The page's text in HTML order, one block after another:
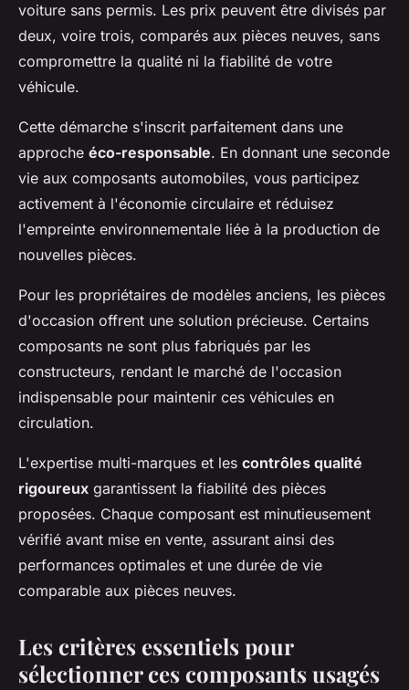
voiture sans permis. Les prix peuvent être divisés par
deux, voire trois, comparés aux pièces neuves, sans
compromettre la qualité ni la fiabilité de votre
véhicule.
Cette démarche s'inscrit parfaitement dans une
approche éco-responsable. En donnant une seconde
vie aux composants automobiles, vous participez
activement à l'économie circulaire et réduisez
l'empreinte environnementale liée à la production de
nouvelles pièces.
Pour les propriétaires de modèles anciens, les pièces
d'occasion offrent une solution précieuse. Certains
composants ne sont plus fabriqués par les
constructeurs, rendant le marché de l'occasion
indispensable pour maintenir ces véhicules en
circulation.
L'expertise multi-marques et les contrôles qualité
rigoureux garantissent la fiabilité des pièces
proposées. Chaque composant est minutieusement
vérifié avant mise en vente, assurant ainsi des
performances optimales et une durée de vie
comparable aux pièces neuves.
Les critères essentiels pour
sélectionner ces composants usagés